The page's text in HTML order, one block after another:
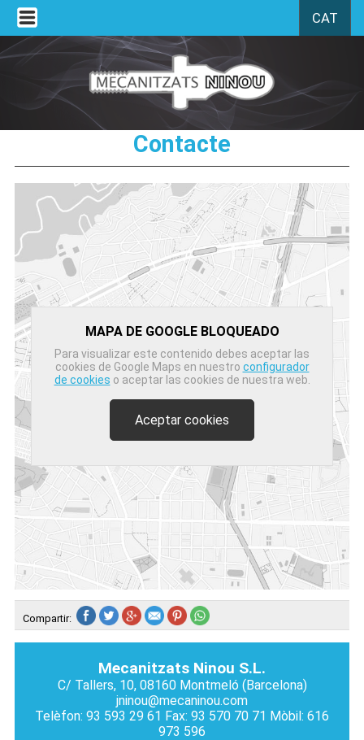
CAT
Contacte
MAPA DE GOOGLE BLOQUEADO
Para visualizar este contenido debes aceptar las
cookies de Google Maps en nuestro configurador
de cookies o aceptar las cookies de nuestra web.
Aceptar cookies
Compartir:
Mecanitzats Ninou S.L.
C/ Tallers, 10, 08160 Montmeló (Barcelona)
jninou@mecaninou.com
Telèfon: 93 593 29 61 Fax: 93 570 70 71 Mòbil: 616
973 596